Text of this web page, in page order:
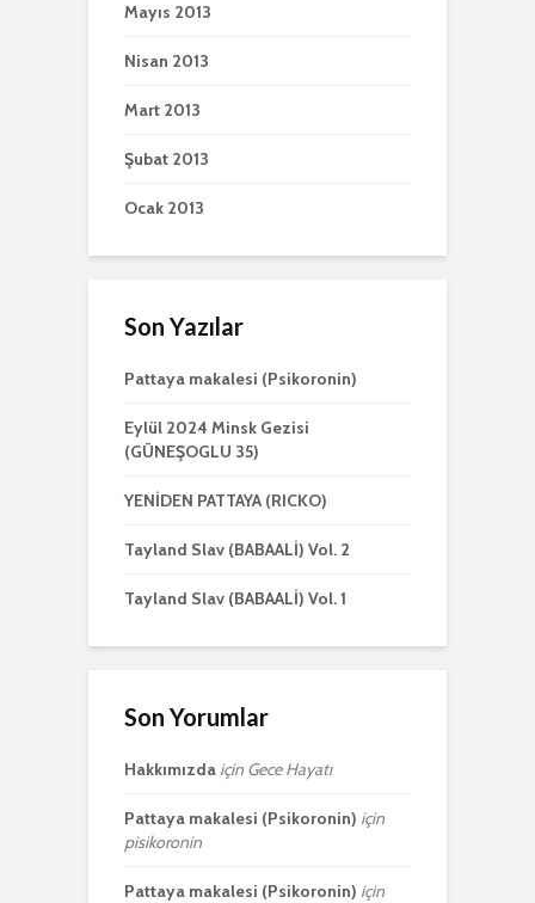
Mayıs 2013
Nisan 2013
Mart 2013
Şubat 2013
Ocak 2013
Son Yazılar
Pattaya makalesi (Psikoronin)
Eylül 2024 Minsk Gezisi
(GÜNEŞOGLU 35)
YENİDEN PATTAYA (RICKO)
Tayland Slav (BABAALİ) Vol. 2
Tayland Slav (BABAALİ) Vol. 1
Son Yorumlar
Hakkımızda için Gece Hayatı
Pattaya makalesi (Psikoronin) için
pisikoronin
Pattaya makalesi (Psikoronin) için